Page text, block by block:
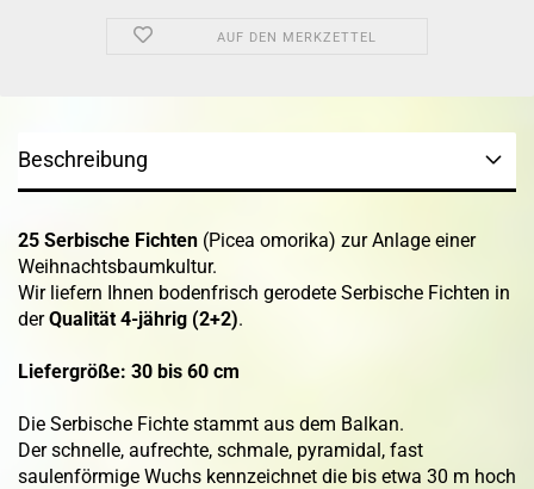
AUF DEN MERKZETTEL
Beschreibung
25 Serbische Fichten (Picea omorika) zur Anlage einer
Weihnachtsbaumkultur.
Wir liefern Ihnen bodenfrisch gerodete Serbische Fichten in
derQualität 4-jährig (2+2).
Liefergröße: 30 bis 60 cm
Die Serbische Fichte stammt aus dem Balkan.
Der schnelle, aufrechte, schmale, pyramidal, fast
saulenförmige Wuchs kennzeichnet die bis etwa 30 m hoch